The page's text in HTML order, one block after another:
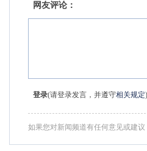
网友评论：
登录(请登录发言，并遵守相关规定)
如果您对新闻频道有任何意见或建议